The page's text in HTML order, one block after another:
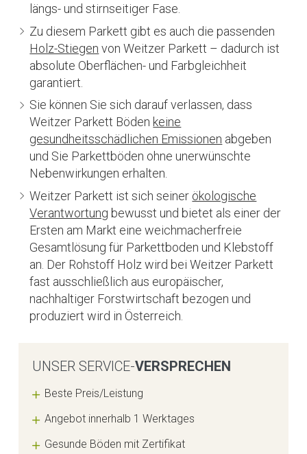
längs- und stirnseitiger Fase.
Zu diesem Parkett gibt es auch die passenden
Holz-Stiegen von Weitzer Parkett – dadurch ist
absolute Oberflächen- und Farbgleichheit
garantiert.
Sie können Sie sich darauf verlassen, dass
Weitzer Parkett Böden keine
gesundheitsschädlichen Emissionen abgeben
und Sie Parkettböden ohne unerwünschte
Nebenwirkungen erhalten.
Weitzer Parkett ist sich seiner ökologische
Verantwortung bewusst und bietet als einer der
Ersten am Markt eine weichmacherfreie
Gesamtlösung für Parkettboden und Klebstoff
an. Der Rohstoff Holz wird bei Weitzer Parkett
fast ausschließlich aus europäischer,
nachhaltiger Forstwirtschaft bezogen und
produziert wird in Österreich.
UNSER SERVICE-VERSPRECHEN
Beste Preis/Leistung
Angebot innerhalb 1 Werktages
Gesunde Böden mit Zertifikat